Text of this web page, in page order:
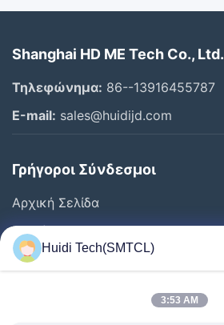
Shanghai HD ME Tech Co., Ltd.
Τηλεφώνημα: 86--13916455787
Ε-mail: sales@huidijd.com
Γρήγοροι Σύνδεσμοι
Αρχική Σελίδα
Προϊόντα
Βίντεο
Huidi Tech(SMTCL)
3:53 AM